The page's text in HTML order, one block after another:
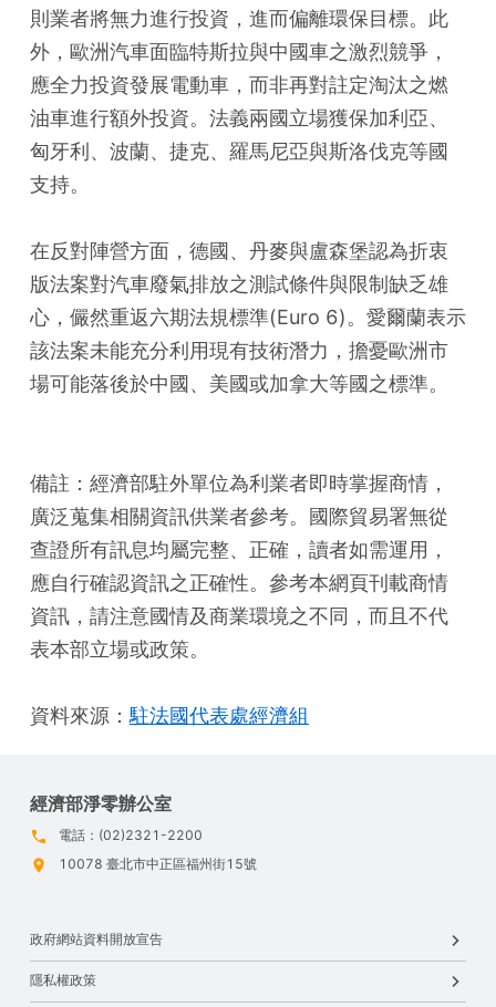
則業者將無力進行投資，進而偏離環保目標。此
外，歐洲汽車面臨特斯拉與中國車之激烈競爭，
應全力投資發展電動車，而非再對註定淘汰之燃
油車進行額外投資。法義兩國立場獲保加利亞、
匈牙利、波蘭、捷克、羅馬尼亞與斯洛伐克等國
支持。
在反對陣營方面，德國、丹麥與盧森堡認為折衷
版法案對汽車廢氣排放之測試條件與限制缺乏雄
心，儼然重返六期法規標準(Euro 6)。愛爾蘭表示
該法案未能充分利用現有技術潛力，擔憂歐洲市
場可能落後於中國、美國或加拿大等國之標準。
備註：經濟部駐外單位為利業者即時掌握商情，
廣泛蒐集相關資訊供業者參考。國際貿易署無從
查證所有訊息均屬完整、正確，讀者如需運用，
應自行確認資訊之正確性。參考本網頁刊載商情
資訊，請注意國情及商業環境之不同，而且不代
表本部立場或政策。
資料來源： 駐法國代表處經濟組
經濟部淨零辦公室
電話：(02)2321-2200
10078 臺北市中正區福州街15號
政府網站資料開放宣告
隱私權政策